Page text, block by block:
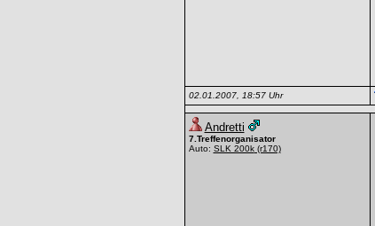
02.01.2007, 18:57 Uhr
Andretti
7.Treffenorganisator
Auto: SLK 200k(r170)